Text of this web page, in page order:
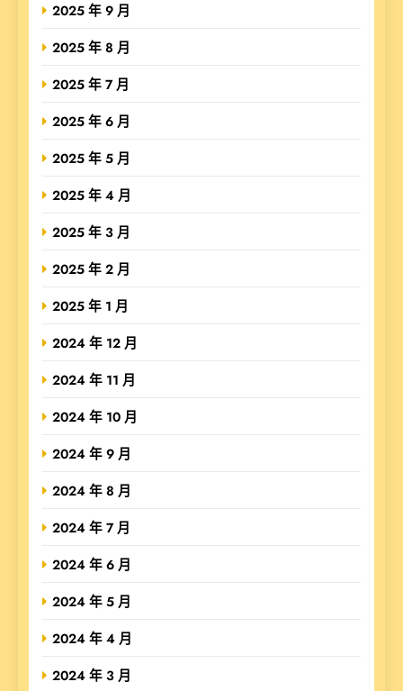
2025 年 9 月
2025 年 8 月
2025 年 7 月
2025 年 6 月
2025 年 5 月
2025 年 4 月
2025 年 3 月
2025 年 2 月
2025 年 1 月
2024 年 12 月
2024 年 11 月
2024 年 10 月
2024 年 9 月
2024 年 8 月
2024 年 7 月
2024 年 6 月
2024 年 5 月
2024 年 4 月
2024 年 3 月